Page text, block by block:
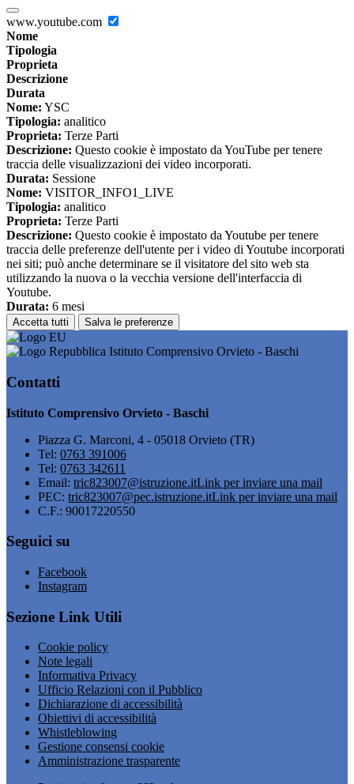
www.youtube.com
Nome
Tipologia
Proprieta
Descrizione
Durata
Nome: YSC
Tipologia: analitico
Proprieta: Terze Parti
Descrizione: Questo cookie è impostato da YouTube per tenere
traccia delle visualizzazioni dei video incorporati.
Durata: Sessione
Nome: VISITOR_INFO1_LIVE
Tipologia: analitico
Proprieta: Terze Parti
Descrizione: Questo cookie è impostato da Youtube per tenere
traccia delle preferenze dell'utente per i video di Youtube incorporati
nei siti; può anche determinare se il visitatore del sito web sta
utilizzando la nuova o la vecchia versione dell'interfaccia di
Youtube.
Durata: 6 mesi
Accetta tutti Salva le preferenze
Istituto Comprensivo Orvieto - Baschi
Contatti
Istituto Comprensivo Orvieto - Baschi
Piazza G. Marconi, 4 - 05018 Orvieto (TR)
Tel: 0763 391006
Tel: 0763 342611
Email: tric823007@istruzione.itLink per inviare una mail
PEC: tric823007@pec.istruzione.itLink per inviare una mail
C.F.: 90017220550
Seguici su
Facebook
Instagram
Sezione Link Utili
Cookie policy
Note legali
Informativa Privacy
Ufficio Relazioni con il Pubblico
Dichiarazione di accessibilità
Obiettivi di accessibilità
Whistleblowing
Gestione consensi cookie
Amministrazione trasparente